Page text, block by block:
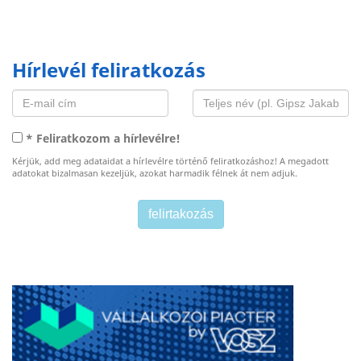
Hírlevél feliratkozás
* Feliratkozom a hírlevélre!
Kérjük, add meg adataidat a hírlevélre történő feliratkozáshoz! A megadott
adatokat bizalmasan kezeljük, azokat harmadik félnek át nem adjuk.